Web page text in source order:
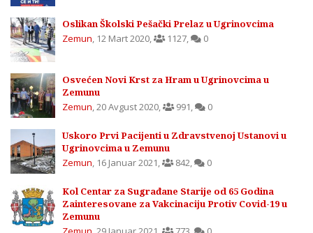
Oslikan Školski Pešački Prelaz u Ugrinovcima
Zemun, 12 Mart 2020, 1127, 0
Osvećen Novi Krst za Hram u Ugrinovcima u
Zemunu
Zemun,20 Avgust 2020, 991, 0
Uskoro Prvi Pacijenti u Zdravstvenoj Ustanovi u
Ugrinovcima u Zemunu
Zemun, 16 Januar 2021, 842, 0
Kol Centar za Sugrađane Starije od 65 Godina
Zainteresovane za Vakcinaciju Protiv Covid-19 u
Zemunu